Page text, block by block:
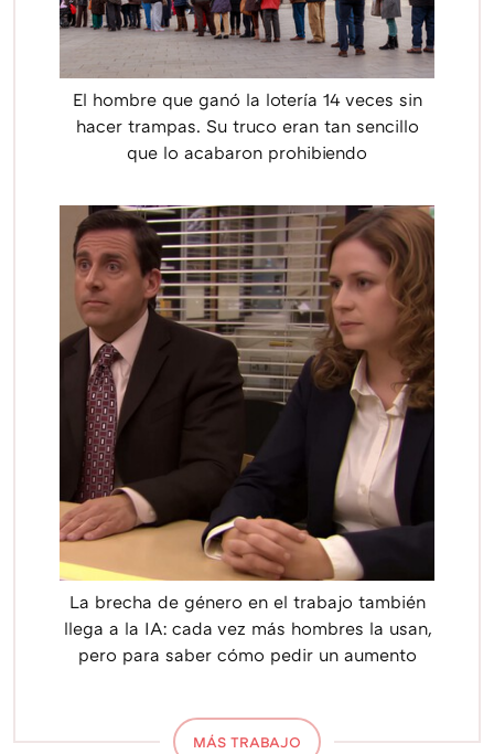
El hombre que ganó la lotería 14 veces sin
hacer trampas. Su truco eran tan sencillo
que lo acabaron prohibiendo
La brecha de género en el trabajo también
llega a la IA: cada vez más hombres la usan,
pero para saber cómo pedir un aumento
MÁS TRABAJO